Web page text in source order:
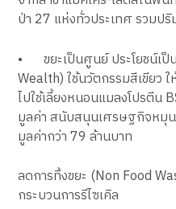
ป่า 27 แห่งทั่วประเทศ รวมป
•
ขยะเป็นศูนย์ ประโยชน์เ
Wealth) ใช้นวัตกรรมสีเขียว
ไปใช้เลี้ยงหนอนแมลงโปรตีน
มูลค่า สนับสนุนเศรษฐกิจหมุ
มูลค่ากว่า 79 ล้านบาท
ลดการทิ้งขยะ (Non Food
กระบวนการรีไซเคิล